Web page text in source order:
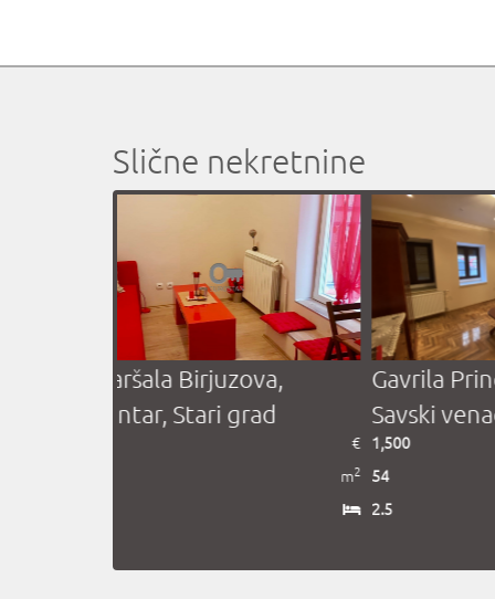
Slične nekretnine
Kašikovićeva, Šumice,
Voždovac
€
m2
Prote
Vračar
600